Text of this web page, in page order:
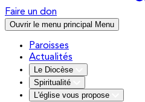
Faire un don
Ouvrir le menu principal Menu
Paroisses
Actualités
Le Diocèse
Spiritualité
L'église vous propose